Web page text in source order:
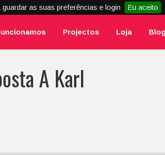
as suas preferências e login Eu aceito
Projectos Loja
A Karl